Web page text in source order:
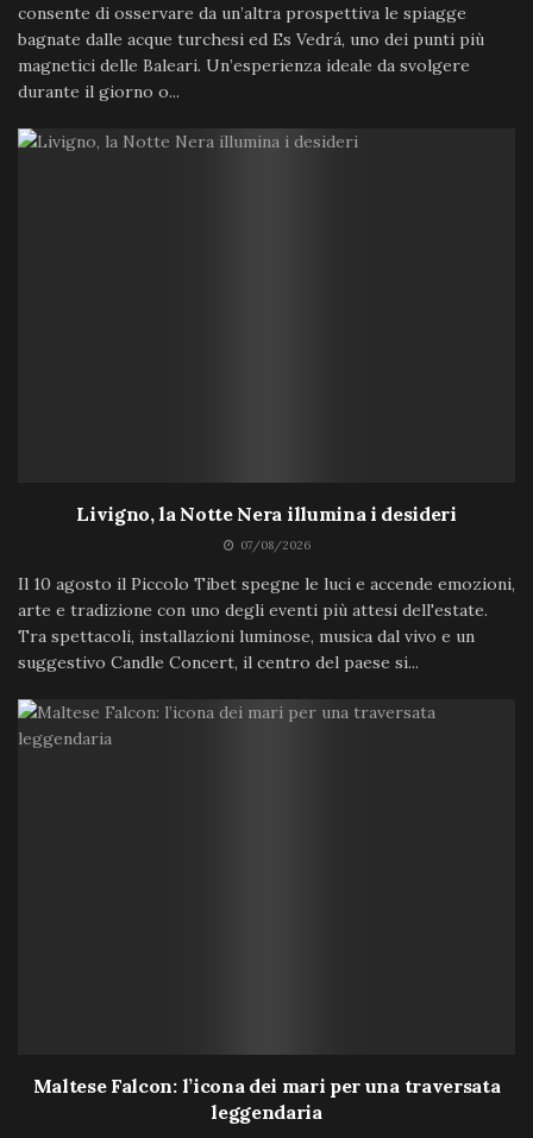
consente di osservare da un’altra prospettiva le spiagge
bagnate dalle acque turchesi ed Es Vedrá, uno dei punti più
magnetici delle Baleari. Un’esperienza ideale da svolgere
durante il giorno o...
Livigno, la Notte Nera illumina i desideri
07/08/2026
Il 10 agosto il Piccolo Tibet spegne le luci e accende emozioni,
arte e tradizione con uno degli eventi più attesi dell'estate.
Tra spettacoli, installazioni luminose, musica dal vivo e un
suggestivo Candle Concert, il centro del paese si...
Maltese Falcon: l’icona dei mari per una traversata
leggendaria